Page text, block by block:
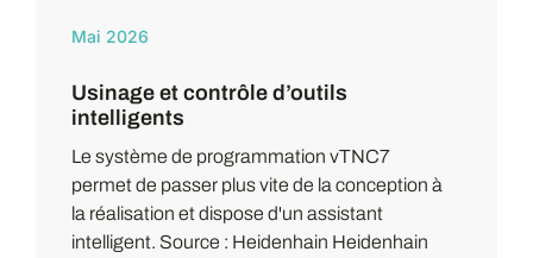
Mai 2026
Usinage et contrôle d’outils
intelligents
Le système de programmation vTNC7
permet de passer plus vite de la conception à
la réalisation et dispose d'un assistant
intelligent. Source : Heidenhain Heidenhain